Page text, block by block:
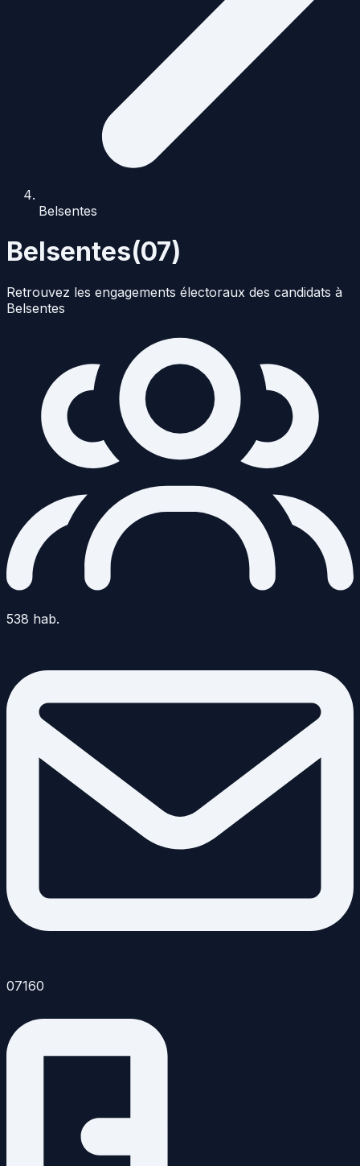
Belsentes
Belsentes(07)
Retrouvez les engagements électoraux des candidats à
Belsentes
538 hab.
07160